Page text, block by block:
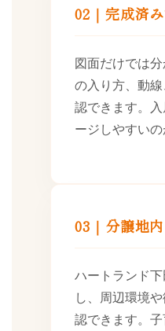
02｜完成済
図面だけでは
の入り方、動
認できます。
ージしやすいの
03｜分譲地
ハートランド
し、周辺環境
認できます。